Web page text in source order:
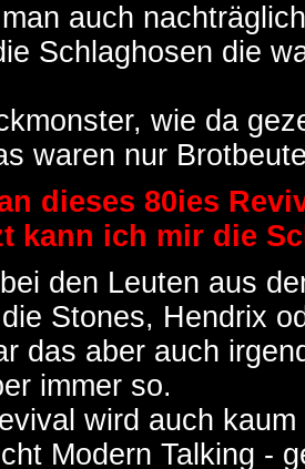
auch
Schlaghosen die
wie da
waren nur
dieses 80ies
kann ich mir die
den Leuten aus
Stones, Hendrix
das aber auch
immer so.
wird auch
Modern Talking -